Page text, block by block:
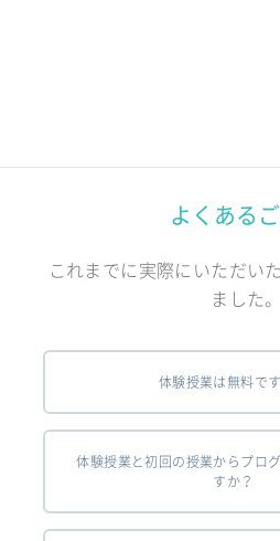
よくある
これまでに実際にいただい
ました。
体験授業は無料で
体験授業と初回の授業からプロ
すか？